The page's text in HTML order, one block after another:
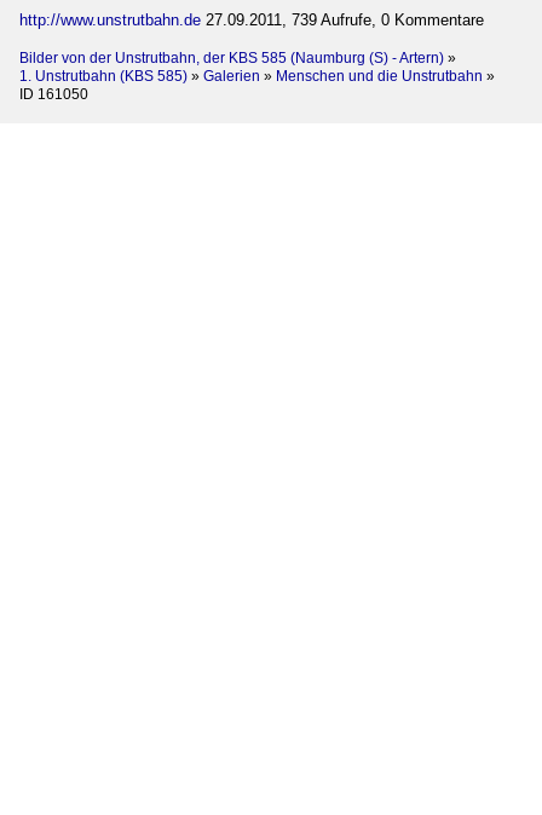
http://www.unstrutbahn.de 27.09.2011, 739 Aufrufe, 0 Kommentare
Bilder von der Unstrutbahn, der KBS 585 (Naumburg (S) - Artern) »
1. Unstrutbahn (KBS 585) » Galerien » Menschen und die Unstrutbahn »
ID 161050